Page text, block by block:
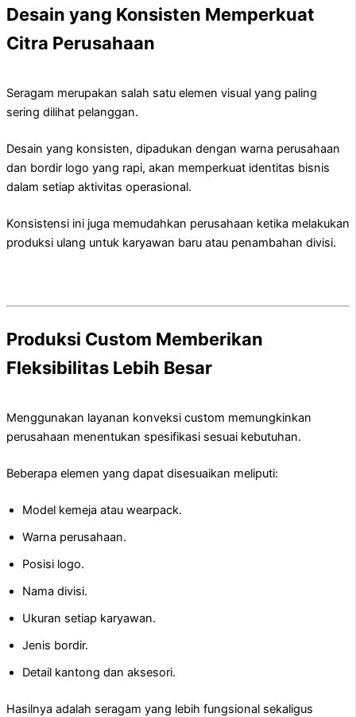
Desain yang Konsisten Memperkuat
Citra Perusahaan
Seragam merupakan salah satu elemen visual yang paling
sering dilihat pelanggan.
Desain yang konsisten, dipadukan dengan warna perusahaan
dan bordir logo yang rapi, akan memperkuat identitas bisnis
dalam setiap aktivitas operasional.
Konsistensi ini juga memudahkan perusahaan ketika melakukan
produksi ulang untuk karyawan baru atau penambahan divisi.
Produksi Custom Memberikan
Fleksibilitas Lebih Besar
Menggunakan layanan konveksi custom memungkinkan
perusahaan menentukan spesifikasi sesuai kebutuhan.
Beberapa elemen yang dapat disesuaikan meliputi:
Model kemeja atau wearpack.
Warna perusahaan.
Posisi logo.
Nama divisi.
Ukuran setiap karyawan.
Jenis bordir.
Detail kantong dan aksesori.
Hasilnya adalah seragam yang lebih fungsional sekaligus